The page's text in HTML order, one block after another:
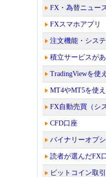
FX・為替ニュー
FXスマホアプリ
注文機能・シス
積立サービスが
TradingViewを使
MT4やMT5を使
FX自動売買（シ
CFD口座
バイナリーオプ
読者が選んだFX
ビットコイン取